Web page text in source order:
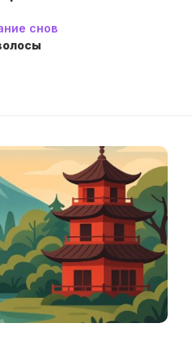
снов